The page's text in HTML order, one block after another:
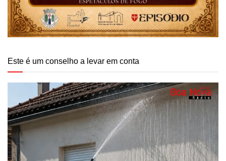
Este é um conselho a levar em conta